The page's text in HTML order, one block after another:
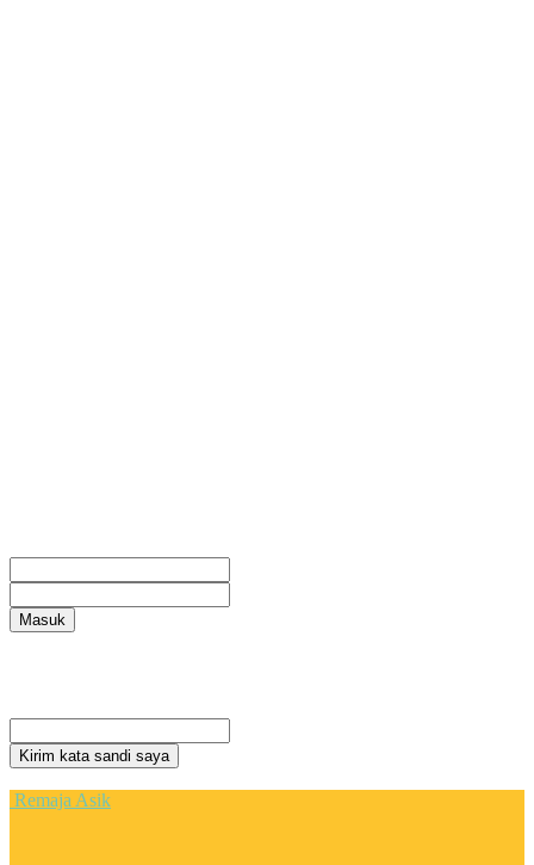
Remaja Asik